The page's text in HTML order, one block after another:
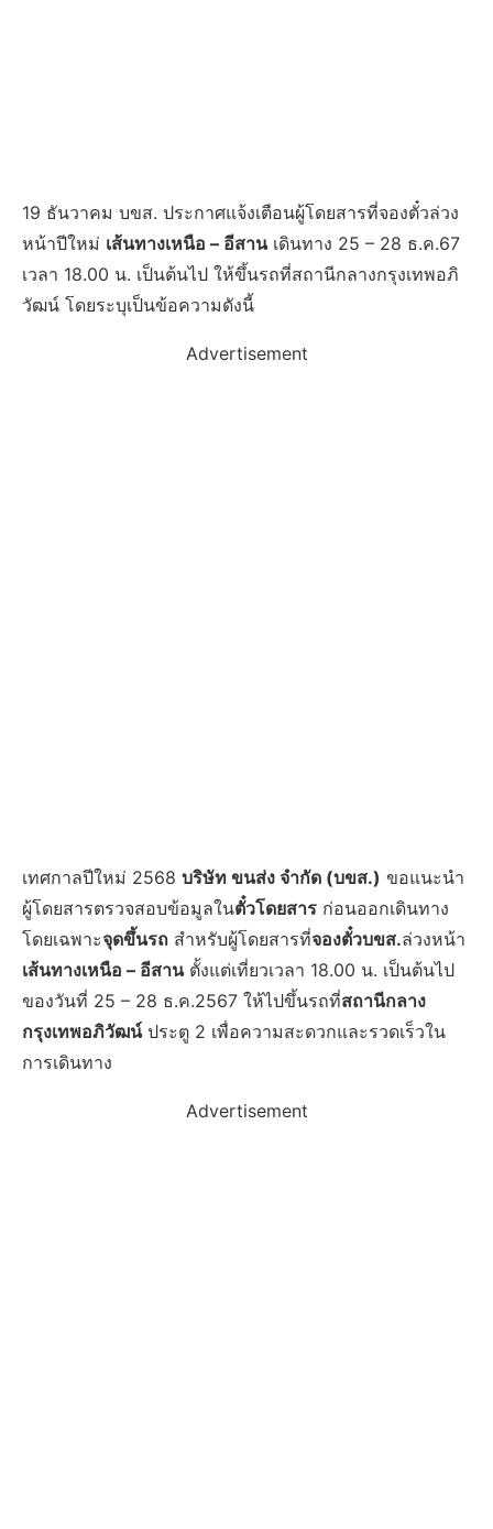
19 ธันวาคม บขส. ประกาศแจ้งเตือนผู้โดยสารที่จองตั๋วล่วง
หน้าปีใหม่ เส้นทางเหนือ – อีสานเดินทาง 25 – 28 ธ.ค.67
เวลา 18.00 น. เป็นต้นไป ให้ขึ้นรถที่สถานีกลางกรุงเทพอภิ
วัฒน์ โดยระบุเป็นข้อความดังนี้
Advertisement
เทศกาลปีใหม่ 2568 บริษัท ขนส่ง จำกัด (บขส.) ขอแนะนำ
ผู้โดยสารตรวจสอบข้อมูลในตั๋วโดยสาร ก่อนออกเดินทาง
โดยเฉพาะจุดขึ้นรถ สำหรับผู้โดยสารที่จองตั๋วบขส.ล่วงหน้า
เส้นทางเหนือ – อีสานตั้งแต่เที่ยวเวลา 18.00 น. เป็นต้นไป
ของวันที่ 25 – 28 ธ.ค.2567 ให้ไปขึ้นรถที่สถานีกลาง
กรุงเทพอภิวัฒน์ประตู 2 เพื่อความสะดวกและรวดเร็วใน
การเดินทาง
Advertisement